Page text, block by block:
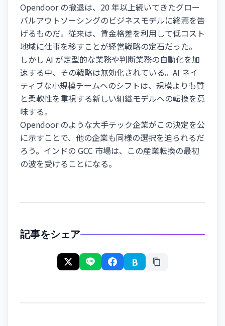
Opendoor の撤退は、20 年以上続いてきたグロー
バルアウトソーシングのビジネスモデルに終焉を告
げるものだ。従来は、賃金格差を利用して低コスト
地域に仕事を移すことが経営戦略の定石だった。
しかし AI が定型的な業務や判断業務の自動化を加
速する中、その戦略は無効化されている。AI ネイ
ティブな小規模チームへのシフトは、規模よりも質
と柔軟性を重視する新しい組織モデルへの転換を意
味する。
Opendoor のような大手テック企業がこの決定を公
に示すことで、他の企業も同様の選択を迫られるだ
ろう。インドの GCC 市場は、この産業転換の最初
の波を受けることになる。
記事をシェア
B